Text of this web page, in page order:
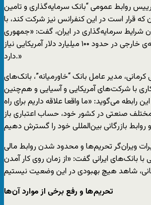
روابط عمومی “بانک سرمایه‌گذاری و تامین
که قرار است در این کنفرانس نیز شرکت کند، با
شرایط سرمایه‌گذاری در ایران، گفت: «جمهوری
اسلامی، به سرمایه‌ی ‌خارجی در حدود ۱۰۰ میلیارد دلار آمریکایی نیاز
دارد.»
کرمانی، مدیر عامل بانک “خاورمیانه”، بانک‌های
با شرکت‌های آمریکایی و آسیایی و هم‌چنین
رابطه می‌گوید‌‌‌‌: «ما واقعا علاقه داریم برای راه
صنعتی در کشور خود، حساب اعتباری باز
ویران‌گر تحریم‌ها و محدود‌ شدن روابط مالی
با بانک‌های ایرانی گفت: «از زمان روی کار آمدن
تحریم‌ها و رفع برخی از موارد آن‌ها